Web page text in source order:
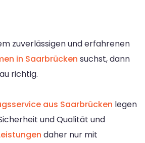
zuverlässigen und erfahrenen
in Saarbrücken suchst, dann
richtig.
aus Saarbrücken legen
und Qualität und
daher nur mit